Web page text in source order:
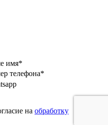
имя*
телефона*
на обработку